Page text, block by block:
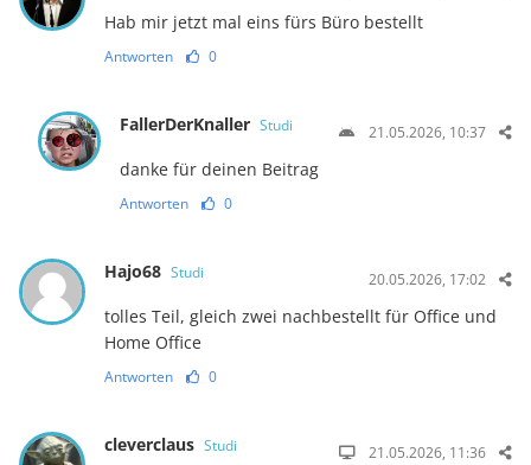
Hab mir jetzt mal eins fürs Büro bestellt
Antworten 0
FallerDerKnaller Studi 21.05.2026, 10:37
danke für deinen Beitrag
Antworten 0
Hajo68 Studi 20.05.2026, 17:02
tolles Teil, gleich zwei nachbestellt für Office und
Home Office
Antworten 0
cleverclaus Studi 21.05.2026, 11:36